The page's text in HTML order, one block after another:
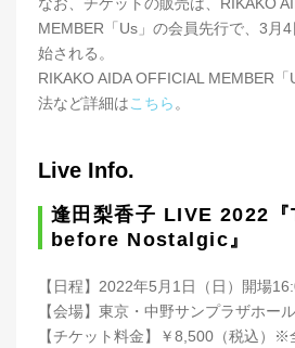
MEMBER「Us」の会員先行で、3月
始される。
RIKAKO AIDA OFFICIAL MEMBER
法など詳細はこちら 。
Live Info.
逢田梨香子 LIVE 2022
before Nostalgic』
【日程】2022年5月1日（日）開場
【会場】東京・中野サンプラザホール
【チケット料金】￥8,500（税込）※